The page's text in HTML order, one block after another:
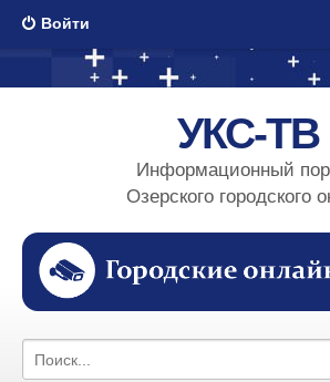
Войти
УКС-ТВ
Информационный
Озерского городского